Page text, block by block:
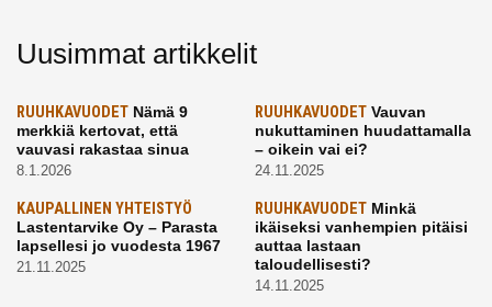
Uusimmat artikkelit
RUUHKAVUODET Nämä 9
merkkiä kertovat, että
vauvasi rakastaa sinua
8.1.2026
RUUHKAVUODETVauvan
nukuttaminen huudattamalla
– oikein vai ei?
24.11.2025
KAUPALLINEN YHTEISTYÖ
Lastentarvike Oy – Parasta
lapsellesi jo vuodesta 1967
21.11.2025
RUUHKAVUODETMinkä
ikäiseksi vanhempien pitäisi
auttaa lastaan
taloudellisesti?
14.11.2025